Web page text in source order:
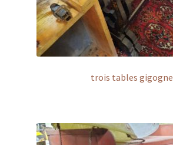
trois tables gigogne